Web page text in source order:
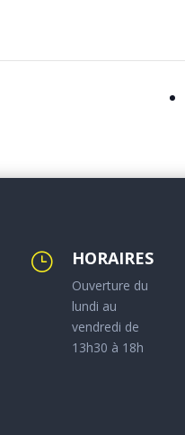
} HORAIRES
Ouverture du
lundi au
vendredi de
13h30 à 18h